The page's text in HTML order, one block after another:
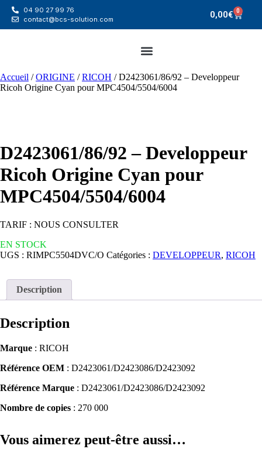
04 90 27 99 76
contact@bcs-solution.com
0,00€ 0
Accueil /ORIGINE /RICOH / D2423061/86/92 – Developpeur
Ricoh Origine Cyan pour MPC4504/5504/6004
D2423061/86/92 – Developpeur
Ricoh Origine Cyan pour
MPC4504/5504/6004
TARIF : NOUS CONSULTER
EN STOCK
UGS : RIMPC5504DVC/O Catégories : DEVELOPPEUR, RICOH
Description
Description
Marque : RICOH
Référence OEM : D2423061/D2423086/D2423092
Référence Marque : D2423061/D2423086/D2423092
Nombre de copies : 270 000
Vous aimerez peut-être aussi…